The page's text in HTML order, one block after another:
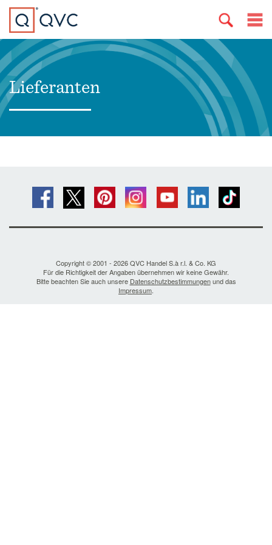
Lieferanten
Copyright © 2001 - 2026 QVC Handel S.à r.l. & Co. KG
Für die Richtigkeit der Angaben übernehmen wir keine Gewähr.
Bitte beachten Sie auch unsere Datenschutzbestimmungenund das
Impressum.